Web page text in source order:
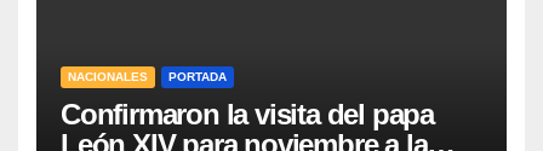
NACIONALES PORTADA
Confirmaron la visita del papa
León XIV para noviembre a la